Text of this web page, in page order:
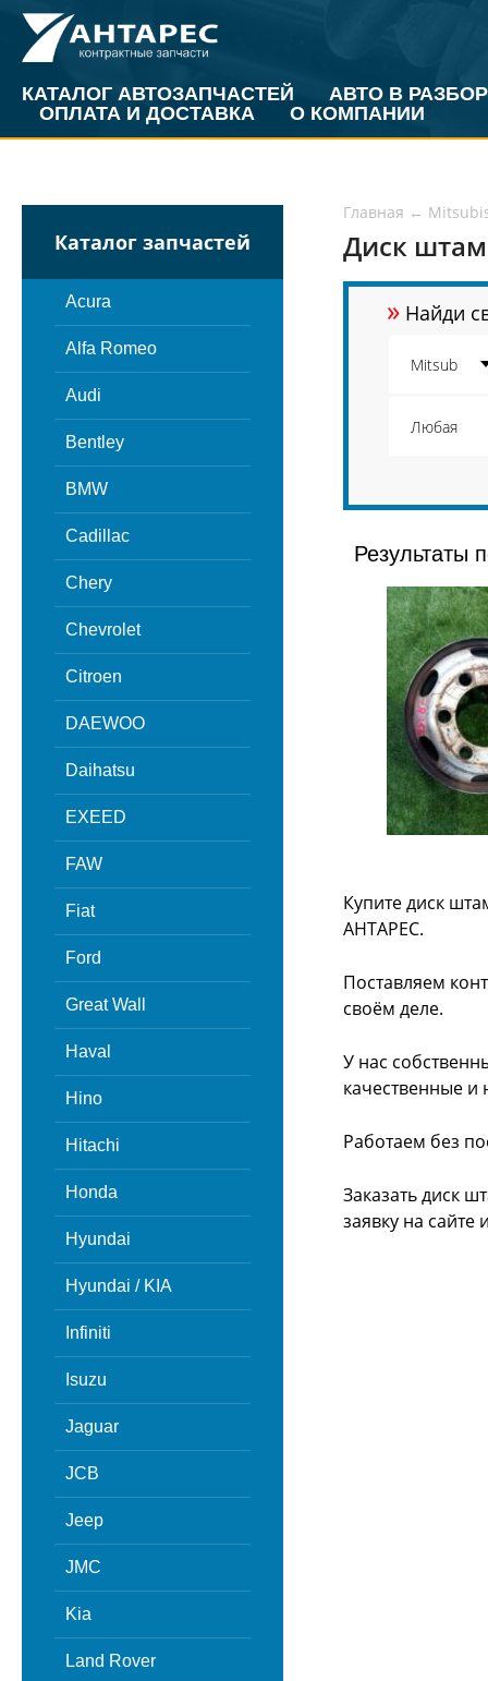
КАТАЛОГ АВТОЗАПЧАСТЕЙ
АВТО В РАЗБОР
ОПЛАТА И ДОСТАВКА
О КОМПАНИИ
Каталог запчастей
Acura
Alfa Romeo
Audi
Bentley
BMW
Cadillac
Chery
Chevrolet
Citroen
DAEWOO
Daihatsu
EXEED
FAW
Fiat
Ford
Great Wall
Haval
Hino
Hitachi
Honda
Hyundai
Hyundai / KIA
Infiniti
Isuzu
Jaguar
JCB
Jeep
JMC
Kia
Land Rover
Главная ←
Диск
» Найди
Результаты
Купите диск
АНТАРЕС.
Поставляем
своём деле.
У нас
качественные и
Работаем без
Заказать диск
заявку на сайте